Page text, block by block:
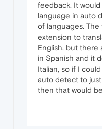
feedback. It
language in auto
of languages.
extension to
English, but there
in Spanish and it
Italian, so if I
auto detect to
then that would